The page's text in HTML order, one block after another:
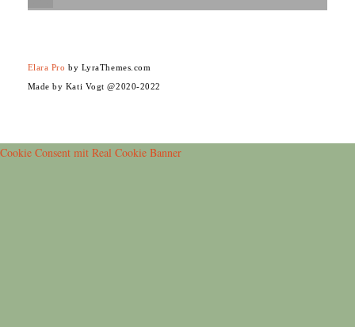
Elara Pro by LyraThemes.com
Made by Kati Vogt @2020-2022
Cookie Consent mit Real Cookie Banner